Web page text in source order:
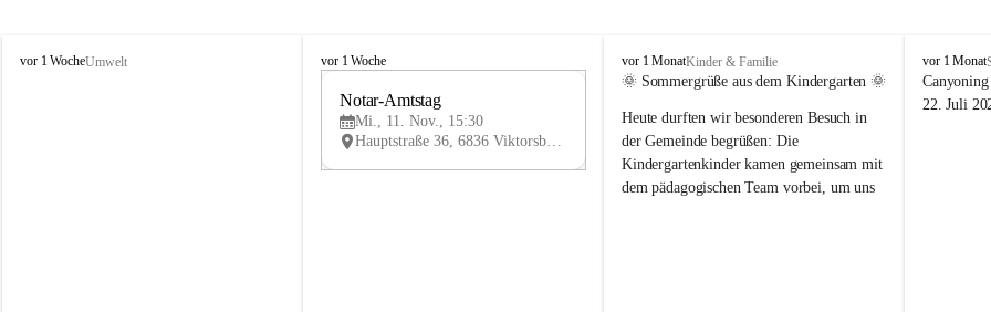
V
vor 1 WocheUmwelt
V
vor 1 Woche
V
Notar-Amtstag
Mi., 11. Nov., 15:30
Hauptstraße 36, 6836 Viktorsberg, AUT
V
i
t
o
r
s
vor 1 MonatKinder & Familie
🌞 Sommergrüße aus dem Kindergarten 🌞
Heute durften wir besonderen Besuch in
der Gemeinde begrüßen: Die
Kindergartenkinder kamen gemeinsam mit
dem pädagogischen Team vorbei, um uns
V
i
k
vor 1 Monat
22. Juli